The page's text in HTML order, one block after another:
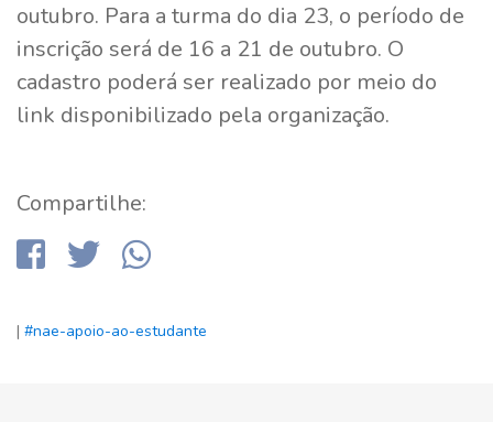
outubro. Para a turma do dia 23, o período de
inscrição será de 16 a 21 de outubro. O
cadastro poderá ser realizado por meio do
link disponibilizado pela organização.
Compartilhe:
| #nae-apoio-ao-estudante